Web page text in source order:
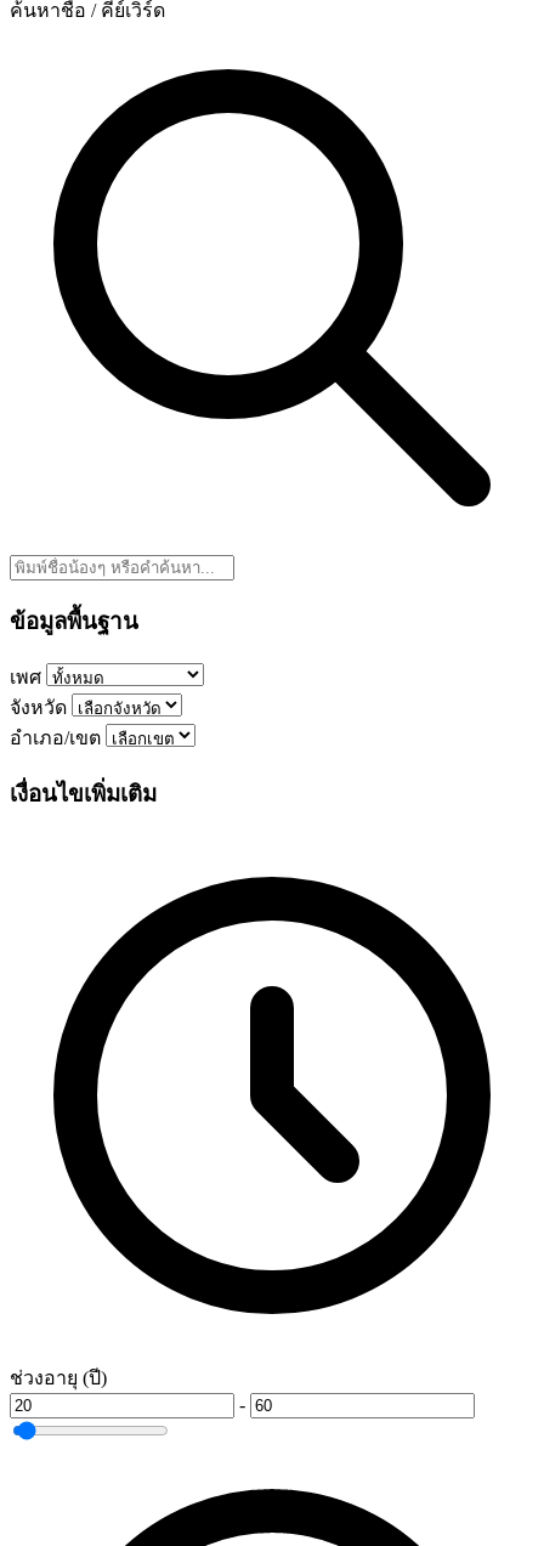
ค้นหาชื่อ / คีย์เวิร์ด
ข้อมูลพื้นฐาน
เพศ
จังหวัด
อำเภอ/เขต
เงื่อนไขเพิ่มเติม
ช่วงอายุ (ปี)
-